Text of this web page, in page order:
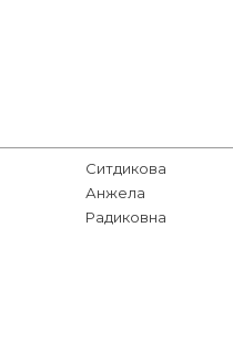
Ситдикова
Анжела
Радиковна